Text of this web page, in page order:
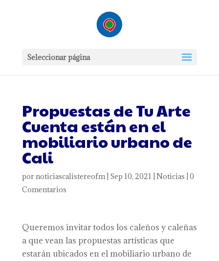
Seleccionar página
Propuestas de Tu Arte
Cuenta están en el
mobiliario urbano de
Cali
por noticiascalistereofm| Sep 10, 2021 Noticias 0
Comentarios
Queremos invitar todos los caleños y caleñas
a que vean las propuestas artísticas que
estarán ubicados en el mobiliario urbano de